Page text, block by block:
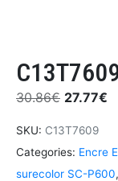
30.86€ 27.77€
SKU: C13T7609
Categories: Encre
surecolor SC-P600,